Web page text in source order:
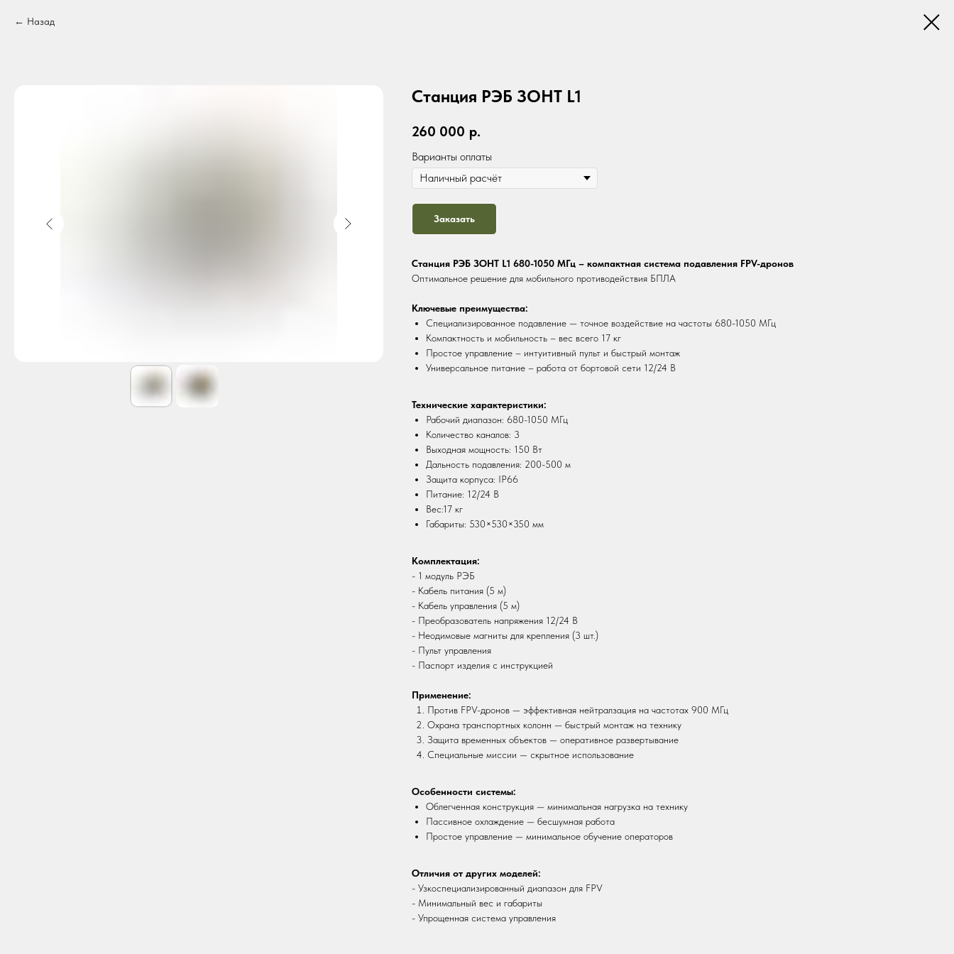
Назад
Станция РЭБ ЗОНТ L1
260 000 р.
Варианты оплаты
Заказать
Станция РЭБ ЗОНТ L1 680-1050 МГц – компактная система подавления FPV-дронов
Оптимальное решение для мобильного противодействия БПЛА
Ключевые преимущества:
Специализированное подавление — точное воздействие на частоты 680-1050 МГц
Компактность и мобильность – вес всего 17 кг
Простое управление – интуитивный пульт и быстрый монтаж
Универсальное питание – работа от бортовой сети 12/24 В
Технические характеристики:
Рабочий диапазон: 680-1050 МГц
Количество каналов: 3
Выходная мощность: 150 Вт
Дальность подавления: 200-500 м
Защита корпуса: IP66
Питание: 12/24 В
Вес:17 кг
Габариты: 530×530×350 мм
Комплектация:
- 1 модуль РЭБ
- Кабель питания (5 м)
- Кабель управления (5 м)
- Преобразователь напряжения 12/24 В
- Неодимовые магниты для крепления (3 шт.)
- Пульт управления
- Паспорт изделия с инструкцией
Применение:
Против FPV-дронов — эффективная нейтралзация на частотах 900 МГц
Охрана транспортных колонн — быстрый монтаж на технику
Защита временных объектов — оперативное развертывание
Специальные миссии — скрытное использование
Особенности системы:
Облегченная конструкция — минимальная нагрузка на технику
Пассивное охлаждение — бесшумная работа
Простое управление — минимальное обучение операторов
Отличия от других моделей:
- Узкоспециализированный диапазон для FPV
- Минимальный вес и габариты
- Упрощенная система управления